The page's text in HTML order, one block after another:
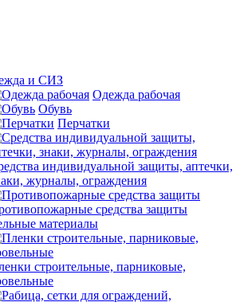
и СИЗ
Одежда рабочая
Обувь
Перчатки
индивидуальной защиты, аптечки,
журналы, ограждения
средства защиты
материалы
строительные, парниковые,